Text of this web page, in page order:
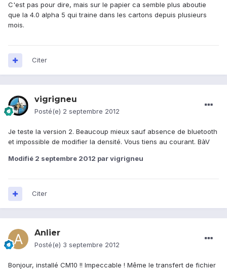
C'est pas pour dire, mais sur le papier ca semble plus aboutie
que la 4.0 alpha 5 qui traine dans les cartons depuis plusieurs
mois.
Citer
vigrigneu
Posté(e) 2 septembre 2012
Je teste la version 2. Beaucoup mieux sauf absence de bluetooth
et impossible de modifier la densité. Vous tiens au courant. BàV
Modifié 2 septembre 2012 par vigrigneu
Citer
Anlier
Posté(e) 3 septembre 2012
Bonjour, installé CM10 !! Impeccable ! Même le transfert de fichier